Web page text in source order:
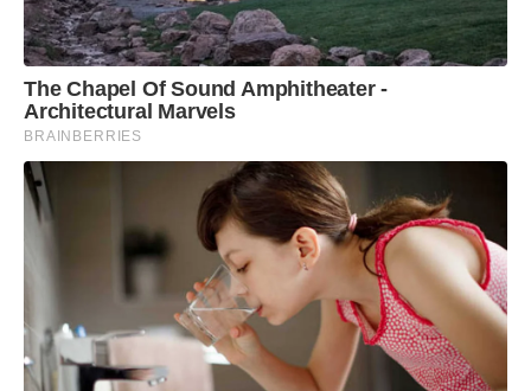
The Chapel Of Sound Amphitheater -
Architectural Marvels
BRAINBERRIES